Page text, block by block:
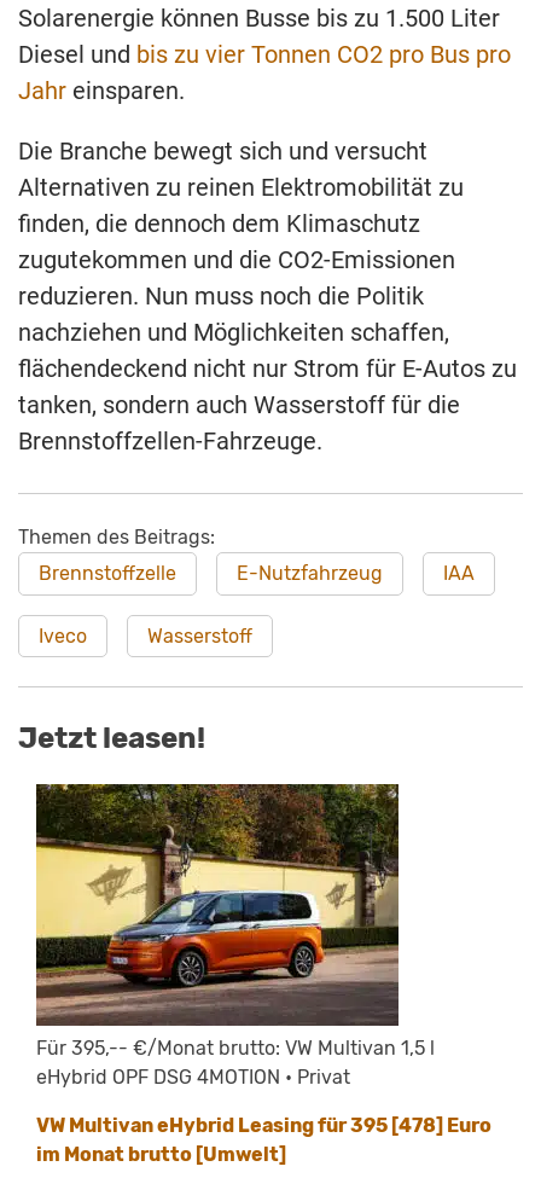
Solarenergie können Busse bis zu 1.500 Liter
Diesel und bis zu vier Tonnen CO2 pro Bus pro
Jahr einsparen.
Die Branche bewegt sich und versucht
Alternativen zu reinen Elektromobilität zu
finden, die dennoch dem Klimaschutz
zugutekommen und die CO2-Emissionen
reduzieren. Nun muss noch die Politik
nachziehen und Möglichkeiten schaffen,
flächendeckend nicht nur Strom für E-Autos zu
tanken, sondern auch Wasserstoff für die
Brennstoffzellen-Fahrzeuge.
Themen des Beitrags:
Brennstoffzelle
E-Nutzfahrzeug IAA
Iveco Wasserstoff
Jetzt leasen!
Für 395,-- €/Monat brutto: VW Multivan 1,5 l
eHybrid OPF DSG 4MOTION • Privat
VW Multivan eHybrid Leasing für 395 [478] Euro
im Monat brutto [Umwelt]